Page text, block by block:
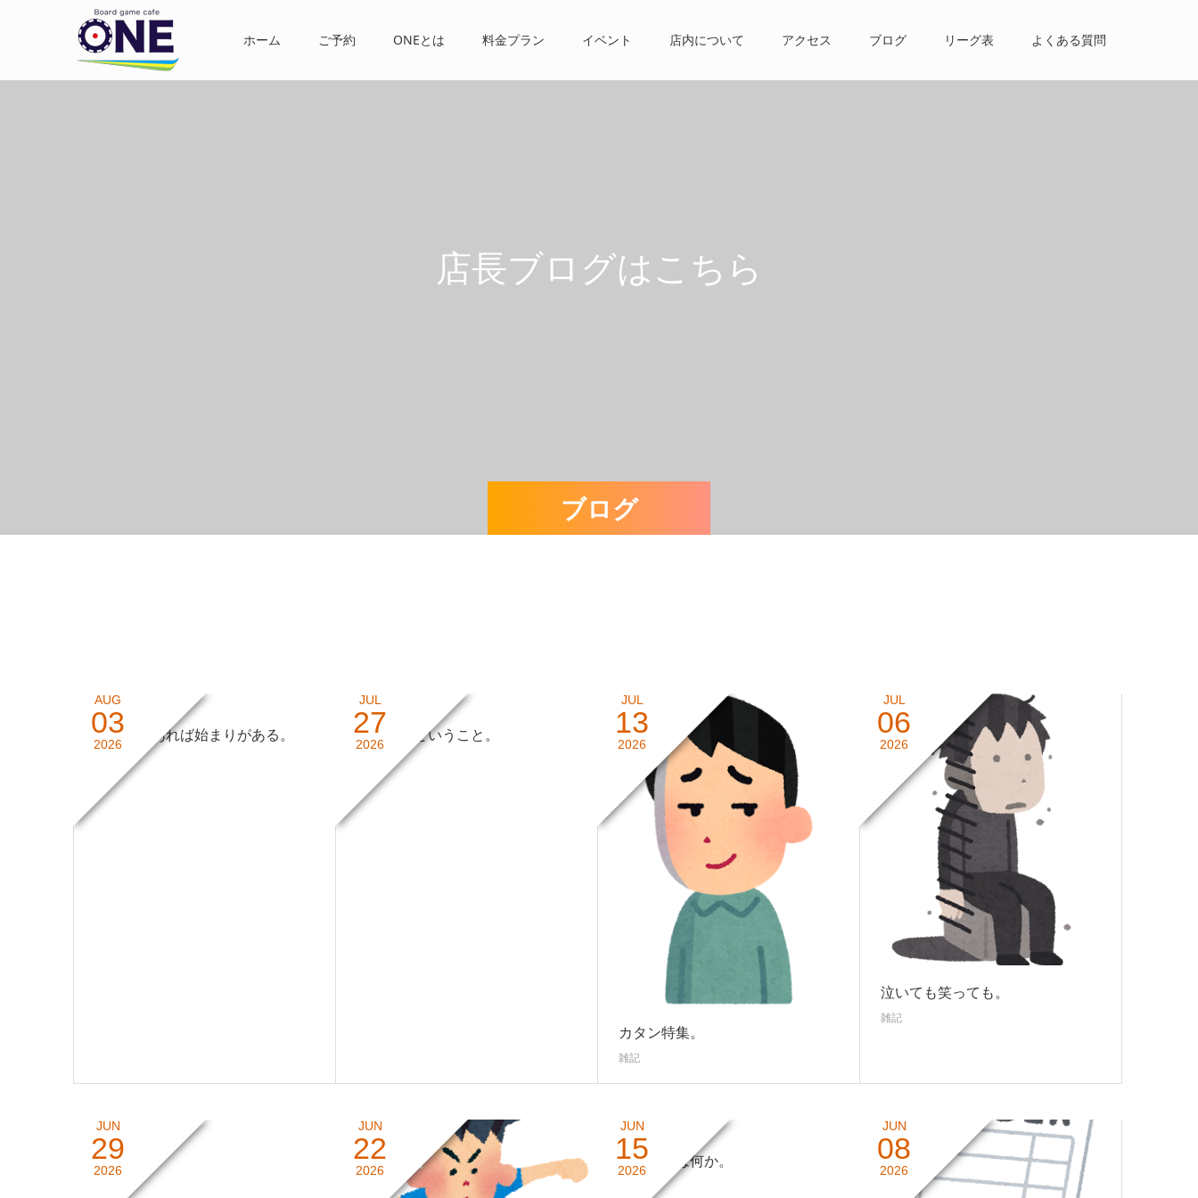
ホーム ご予約 ONEとは 料金プラン イベント 店内について アクセス ブログ リーグ表 よくある質問
ブログ
店長ブロ グはこ ち ら
AUG
03
2026
終わりがあれば始まりがある。
JUL
27
2026
説明するということ。
JUL
13
2026
カタン特集。
雑記
JUL
06
2026
泣いても笑っても。
雑記
JUN
29
2026
待望！
JUN
22
2026
JUN
15
2026
カタンとは何か。
JUN
08
2026